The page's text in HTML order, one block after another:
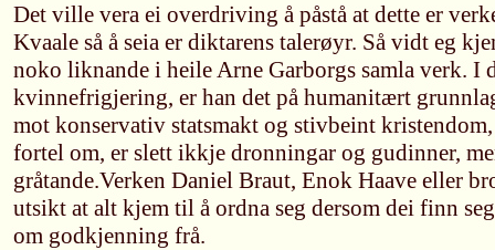
Det ville vera ei overdriving å påstå at dette er
Kvaale så å seia er diktarens talerøyr. Så vidt eg
noko liknande i heile Arne Garborgs samla verk. I
kvinnefrigjering, er han det på humanitært
mot konservativ statsmakt og stivbeint
fortel om, er slett ikkje dronningar og gudinner,
gråtande.Verken Daniel Braut, Enok Haave eller
utsikt at alt kjem til å ordna seg dersom dei finn
om godkjenning frå.